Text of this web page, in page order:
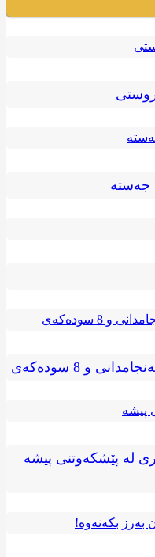
جەستە
و 8 سودەکەی
لە پێشکەوتنی پیشە